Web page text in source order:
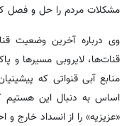
مشکلات مردم را حل و فصل
قنات‌ها، لایروبی مسیرها و
منابع آبی قنواتی که
اساس به دنبال این هستیم
«عزیزیه» را از انسداد خارج و